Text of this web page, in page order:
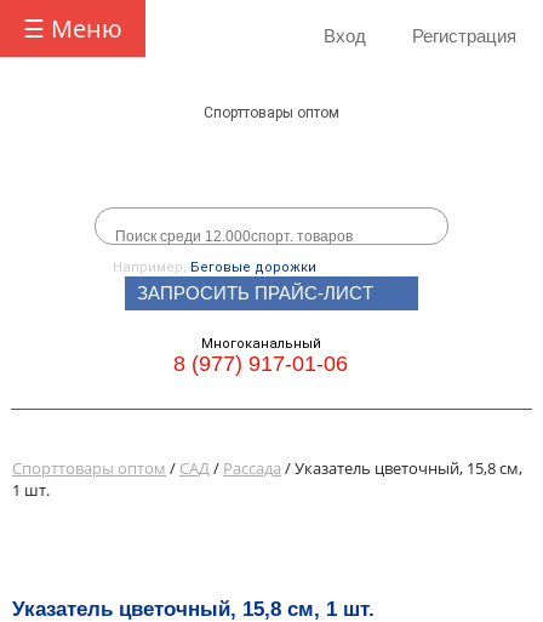
☰ Меню Вход Регистрация
Спорттовары оптом
Например, Беговые дорожки
ЗАПРОСИТЬ ПРАЙС-ЛИСТ
Многоканальный
8 (977) 917-01-06
Спорттовары оптом / САД/ Рассада / Указатель цветочный, 15,8 см,
1 шт.
Указатель цветочный, 15,8 см, 1 шт.